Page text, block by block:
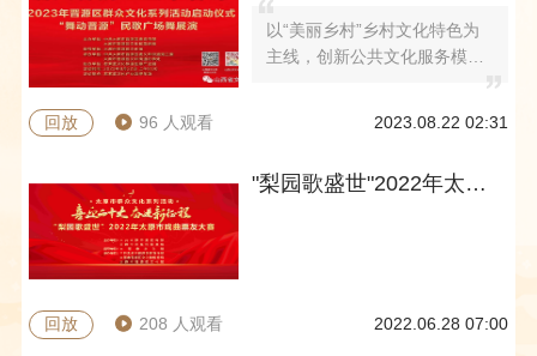
以“美丽乡村”乡村文化特色为
主线，创新公共文化服务模
参与，积极满足人民群众的文
建设自觉和热情，为乡村文化
00在君紫蓝文化产业园停车场
回放 96 人观看 2023.08.22 02:31
"梨园歌盛世"2022年太原市戏曲票友大赛
回放 208 人观看 2022.06.28 07:00